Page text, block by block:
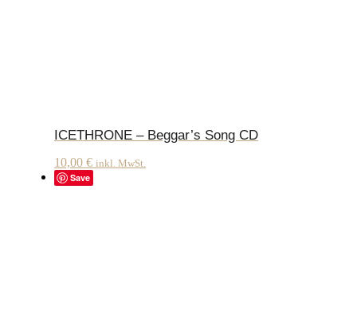
ICETHRONE – Beggar’s Song CD
10,00 € inkl. MwSt.
Save